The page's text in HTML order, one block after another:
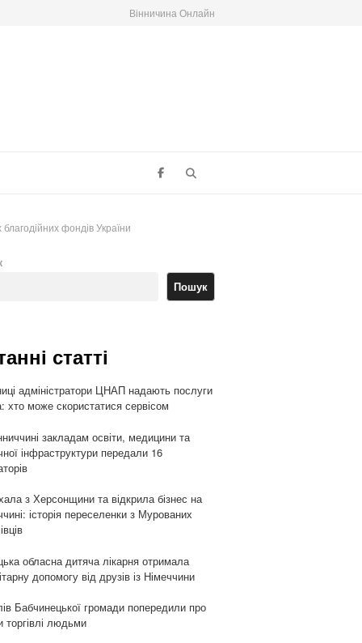
Вінничина Онлайн
фондів України
Пошук
статті
адміністратори ЦНАП надають послуги
хто може скористатися сервісом
закладам освіти, медицини та
інфраструктури передали 16
з Херсонщини та відкрила бізнес на
історія переселенки з Мурованих
обласна дитяча лікарня отримала
допомогу від друзів із Німеччини
Бабчинецької громади попередили про
торгівлі людьми